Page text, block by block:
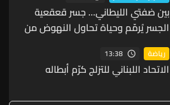
بين ضفتي الليطاني... جسر قعقعية
الجسر يُرمّم وحياة تحاول النهوض من
جديد
رياضة 13:38
الاتحاد اللبناني للتزلج كرّم أبطاله